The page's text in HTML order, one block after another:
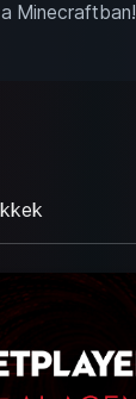
Minecraftban!